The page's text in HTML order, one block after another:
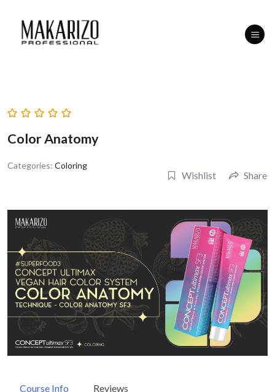
content
Color Anatomy
Categories: Coloring
Wishlist Share
Course Info Reviews